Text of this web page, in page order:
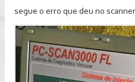
segue o erro que deu no